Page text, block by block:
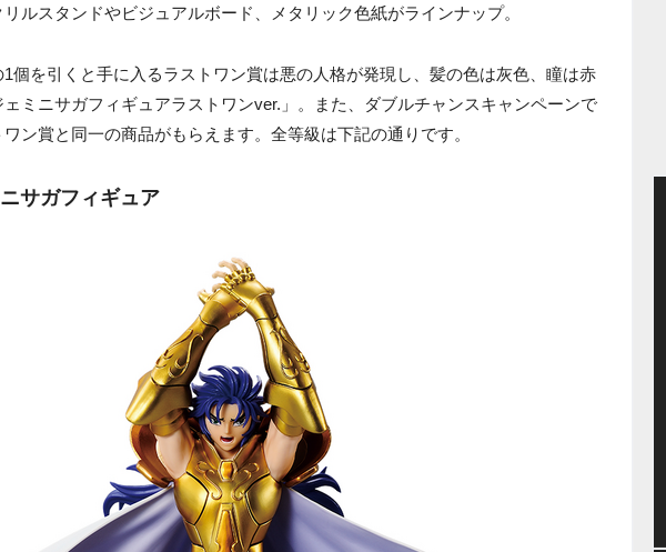
ルスタンドやビジュアルボード、メタリック色紙がラインナップ。
個を引くと手に入るラストワン賞は悪の人格が発現し、髪の色は灰色、瞳は赤
ミニサガフィギュアラストワンver.」。また、ダブルチャンスキャンペーンで
ン賞と同一の商品がもらえます。全等級は下記の通りです。
サガフィギュア